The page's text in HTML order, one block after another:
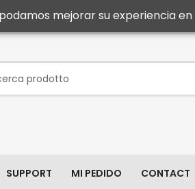
SUPPORT MI PEDIDO CONTACT
mejorar su experiencia en